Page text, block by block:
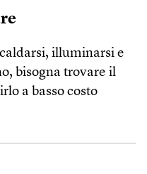
illuminarsi e
bisogna trovare il
a basso costo